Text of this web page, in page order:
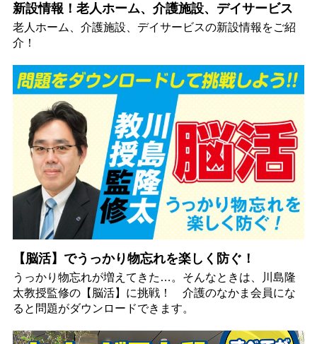
新設情報！老人ホーム、介護施設、デイサービス
老人ホーム、介護施設、デイサービスの新設情報をご紹
介！
【脳活】でうっかり物忘れを楽しく防ぐ！
うっかり物忘れが増えてきた…。そんなときは、川島隆
太教授監修の【脳活】に挑戦！ 介護のなかま会員にな
ると問題がダウンロードできます。